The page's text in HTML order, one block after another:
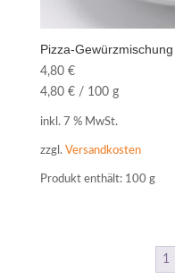
Pizza-Gewürzmischung
4,80 €
4,80 €/ 100 g
inkl. 7 % MwSt.
zzgl. Versandkosten
Produkt enthält: 100 g
1